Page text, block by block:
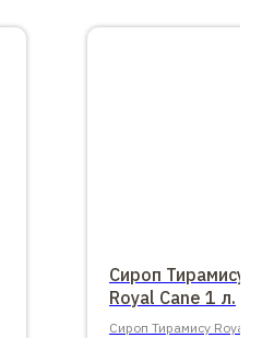
Сироп Тирамису
Royal Cane 1 л.
Сироп Тирамису Royal